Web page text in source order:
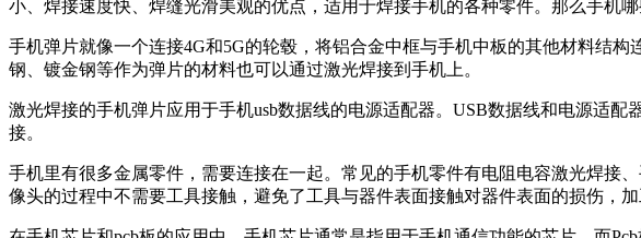
小、焊接速度快、焊缝光滑美观的优点，适用于焊接手机的各种零件。那么手机
手机弹片就像一个连接4G和5G的轮毂，将铝合金中框与手机中板的其他材料结
钢、镀金钢等作为弹片的材料也可以通过激光焊接到手机上。
激光焊接的手机弹片应用于手机usb数据线的电源适配器。USB数据线和电源适
接。
手机里有很多金属零件，需要连接在一起。常见的手机零件有电阻电容激光焊接
像头的过程中不需要工具接触，避免了工具与器件表面接触对器件表面的损伤，